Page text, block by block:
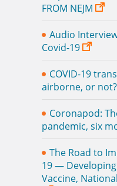
FROM NEJM
Audio
Covid-19
COVID-19
airborne, or not?
Coronapod:
pandemic, six
The Road to
19 —
Vaccine,